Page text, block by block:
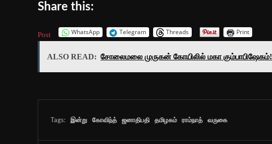
Share this:
Post WhatsApp Telegram Threads Print
ALSO READ: சோலைமலை முருகன் கோயிலில் மகா கும்பாபிஷேகம்!
Tags: இன்று கோவிந்த் ஜனாதிபதி தமிழகம் ராம்நாத் வருகை